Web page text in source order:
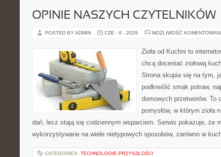
OPINIE NASZYCH CZYTELNIKÓW
POSTED BY ADMIN CZE - 6 - 2026 MOŻLIWOŚĆ
Zioła od Kuchni to
chcą doceniać ziołową
Strona skupia się na tym,
podkreślić smak potraw,
domowych przetworów. To
pomysłów, w którym zioła
dań, lecz stają się codziennym wsparciem. Serwis pokazuje, że
wykorzystywane na wiele nietypowych sposobów, zarówno w
CATEGORIES: TECHNOLOGIE PRZYSZŁOŚCI